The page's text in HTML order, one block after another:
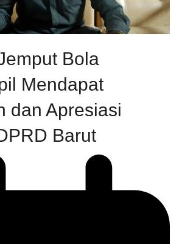
Bola
Mendapat
dan Apresiasi
Barut